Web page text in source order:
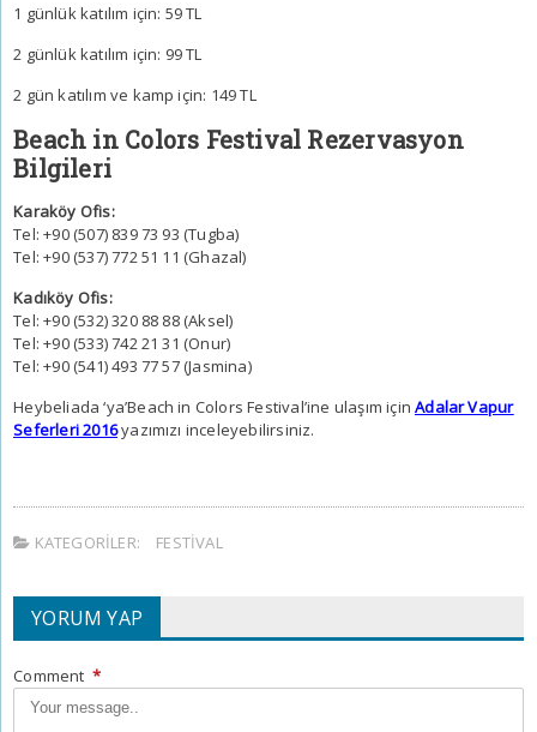
1 günlük katılım için: 59 TL
2 günlük katılım için: 99 TL
2 gün katılım ve kamp için: 149 TL
Beach in Colors Festival Rezervasyon
Bilgileri
Karaköy Ofis:
Tel: +90 (507) 839 73 93 (Tugba)
Tel: +90 (537) 772 51 11 (Ghazal)
Kadıköy Ofis:
Tel: +90 (532) 320 88 88 (Aksel)
Tel: +90 (533) 742 21 31 (Onur)
Tel: +90 (541) 493 77 57 (Jasmina)
Heybeliada ‘ya’Beach in Colors Festival’ine ulaşım içinAdalar Vapur
Seferleri 2016yazımızı inceleyebilirsiniz.
KATEGORILER: FESTIVAL
YORUM YAP
Comment *